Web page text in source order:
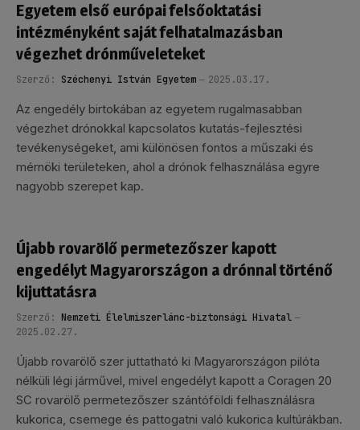
Egyetem első európai felsőoktatási
intézményként saját felhatalmazásban
végezhet drónműveleteket
Szerző: Széchenyi István Egyetem 2025.03.17.
Az engedély birtokában az egyetem rugalmasabban
végezhet drónokkal kapcsolatos kutatás-fejlesztési
tevékenységeket, ami különösen fontos a műszaki és
mérnöki területeken, ahol a drónok felhasználása egyre
nagyobb szerepet kap.
Újabb rovarölő permetezőszer kapott
engedélyt Magyarországon a drónnal történő
kijuttatásra
Szerző: Nemzeti Élelmiszerlánc-biztonsági Hivatal
2025.02.27.
Újabb rovarölő szer juttatható ki Magyarországon pilóta
nélküli légi járművel, mivel engedélyt kapott a Coragen 20
SC rovarölő permetezőszer szántóföldi felhasználásra
kukorica, csemege és pattogatni való kukorica kultúrákban.